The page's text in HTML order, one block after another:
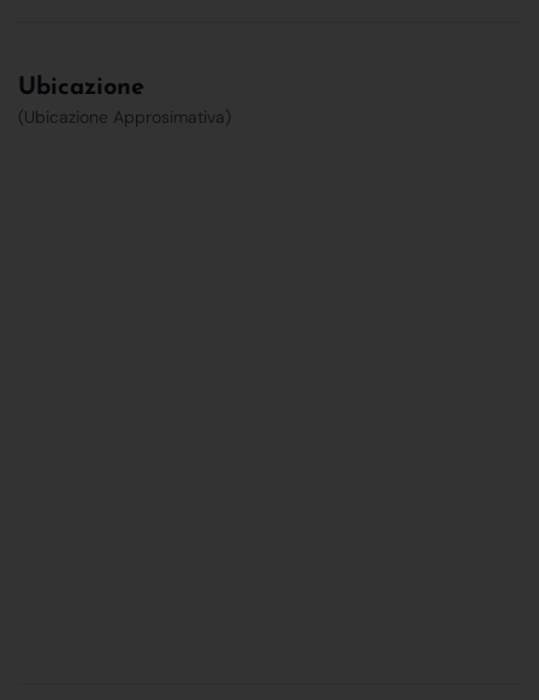
Ubicazione
(Ubicazione Approsimativa)